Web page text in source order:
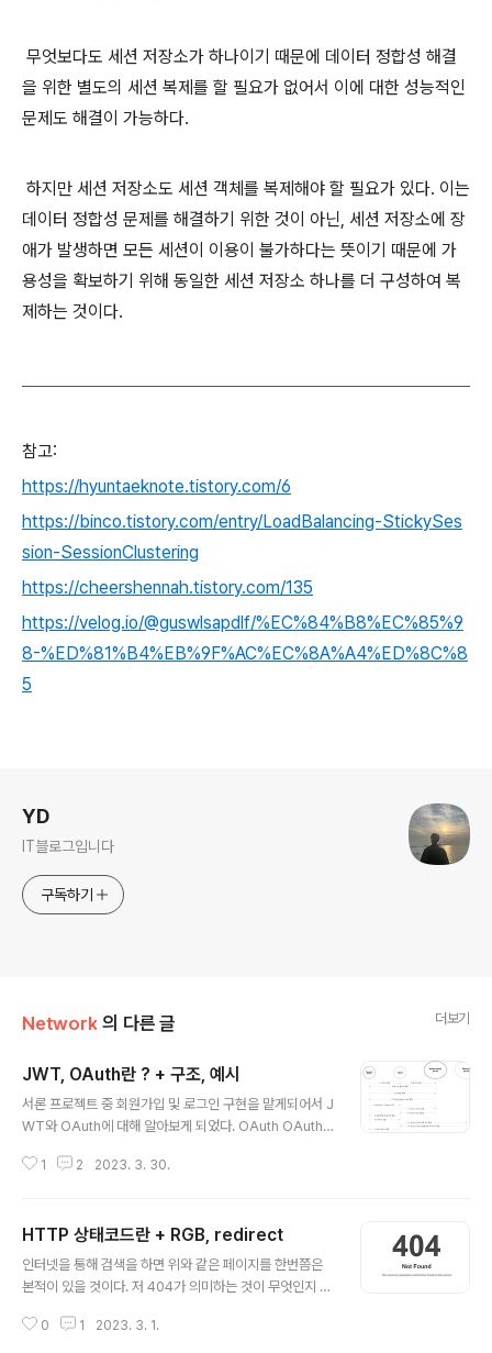
무엇보다도 세션 저장소가 하나이기 때문에 데이터 정합성 해결
을 위한 별도의 세션 복제를 할 필요가 없어서 이에 대한 성능적인
문제도 해결이 가능하다.
하지만 세션 저장소도 세션 객체를 복제해야 할 필요가 있다. 이는
데이터 정합성 문제를 해결하기 위한 것이 아닌, 세션 저장소에 장
애가 발생하면 모든 세션이 이용이 불가하다는 뜻이기 때문에 가
용성을 확보하기 위해 동일한 세션 저장소 하나를 더 구성하여 복
제하는 것이다.
참고:
https://hyuntaeknote.tistory.com/6
https://binco.tistory.com/entry/LoadBalancing-StickySes
sion-SessionClustering
https://cheershennah.tistory.com/135
https://velog.io/@guswlsapdlf/%EC%84%B8%EC%85%9
8-%ED%81%B4%EB%9F%AC%EC%8A%A4%ED%8C%8
5
YD
IT블로그입니다
구독하기
Network 의 다른 글 더보기
JWT, OAuth란 ? + 구조, 예시
서론 프로젝트 중 회원가입 및 로그인 구현을 맡게되어서 J
WT와 OAuth에 대해 알아보게 되었다. OAuth OAuth
인터넷 사용자들이 비밀번호를 제공하지 않고 다른 웹사이
는, 접근 위임을 위한 개방형 표준이다. OAuth의 기본 핵
심은 인증 과정을 제 3자에게 위임하는 것이다. 따라서 제
3자의 인증 정보를 내 서비스에서 이용한다고 볼 수 있다.
가 사용되기 전에는 외부 사이트와 인증 기반의 데이터를
1 2 2023. 3. 30.
HTTP 상태코드란 + RGB, redirect
인터넷을 통해 검색을 하면 위와 같은 페이지를 한번쯤은
본적이 있을 것이다. 저 404가 의미하는 것이 무엇인지 지
란 클라이언트가 보낸 요청의 처리상태를 응답에서 알려주
0 1 2023. 3. 1.